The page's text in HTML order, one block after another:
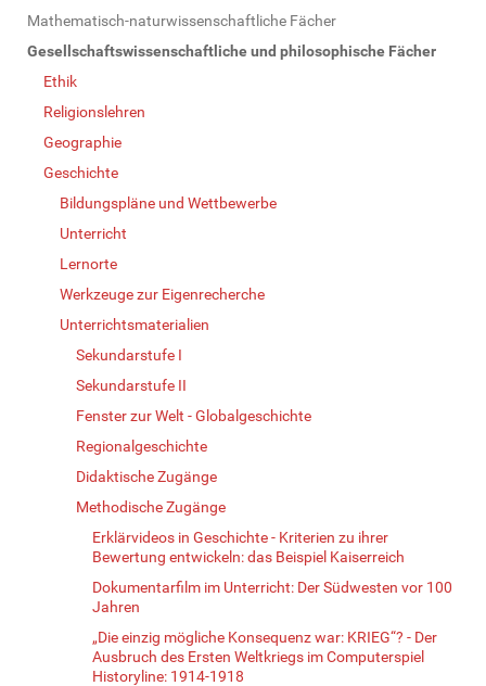
Mathematisch-naturwissenschaftliche Fächer
Gesellschaftswissenschaftliche und philosophische Fächer
Ethik
Religionslehren
Geographie
Geschichte
Bildungspläne und Wettbewerbe
Unterricht
Lernorte
Werkzeuge zur Eigenrecherche
Unterrichtsmaterialien
Sekundarstufe I
Sekundarstufe II
Fenster zur Welt - Globalgeschichte
Regionalgeschichte
Didaktische Zugänge
Methodische Zugänge
Erklärvideos in Geschichte - Kriterien zu ihrer
Bewertung entwickeln: das Beispiel Kaiserreich
Dokumentarfilm im Unterricht: Der Südwesten vor 100
Jahren
„Die einzig mögliche Konsequenz war: KRIEG“? - Der
Ausbruch des Ersten Weltkriegs im Computerspiel
Historyline: 1914-1918